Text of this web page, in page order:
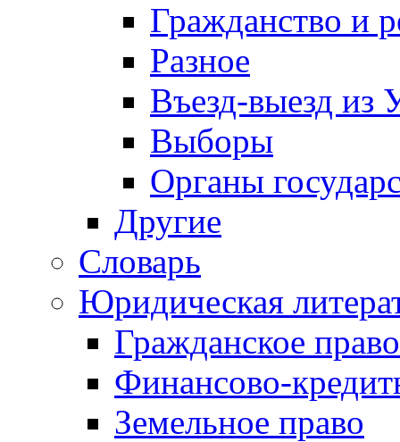
Гражданство и
Разное
Въезд-выезд из
Выборы
Органы
Другие
Словарь
Юридическая
Гражданское право
Финансово-
Земельное право